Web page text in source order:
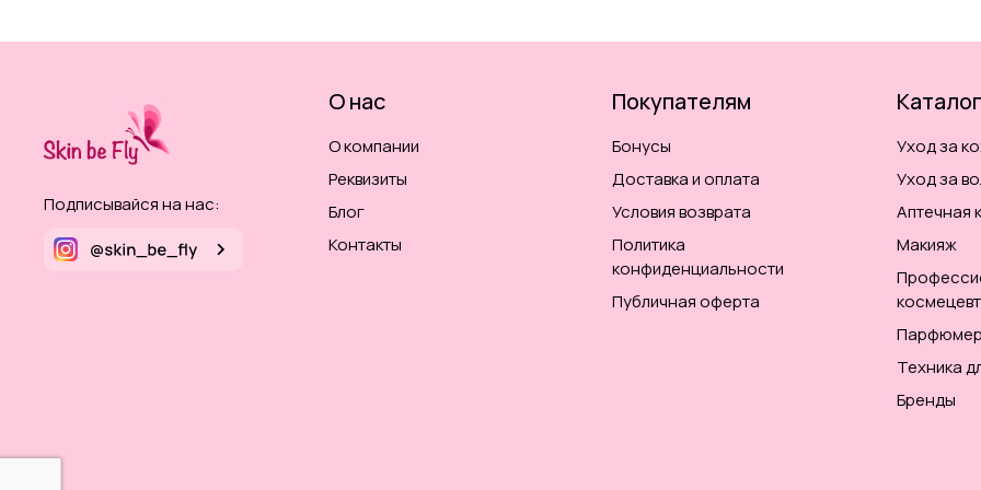
Подписывайся на нас:
О нас
О компании
Реквизиты
Блог
Контакты
Покупателям
Бонусы
Доставка и оплата
Условия возврата
Политика
конфиденциальности
Публичная оферта
Каталог
Уход за
Уход за
Аптечная
Макияж
Техника
Бренды